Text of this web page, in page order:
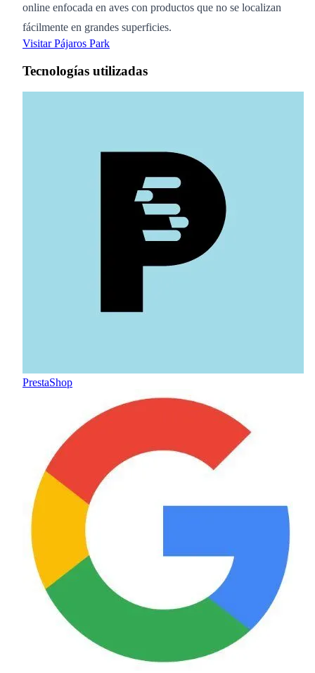
online enfocada en aves con productos que no se localizan
fácilmente en grandes superficies.
Visitar Pájaros Park
Tecnologías utilizadas
PrestaShop